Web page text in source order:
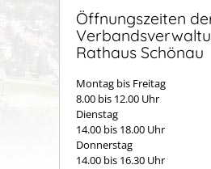
Öffnungszeiten
Rathaus Schönau
Montag bis Freitag
8.00 bis 12.00 Uhr
Dienstag
14.00 bis 18.00 Uhr
Donnerstag
14.00 bis 16.30 Uhr